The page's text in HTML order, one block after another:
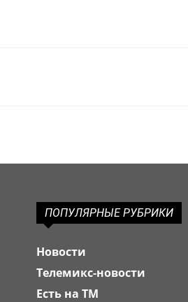
ПОПУЛЯРНЫЕ РУБРИКИ
Новости
Телемикс-новости
Есть на ТМ